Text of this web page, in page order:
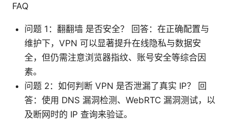
FAQ
问题 1：翻翻墙 是否安全？ 回答：在正确配置与
维护下，VPN 可以显著提升在线隐私与数据安
全，但仍需注意浏览器指纹、账号安全等综合因
素。
问题 2：如何判断 VPN 是否泄漏了真实 IP？ 回
答：使用 DNS 漏洞检测、WebRTC 漏洞测试，以
及断网时的 IP 查询来验证。